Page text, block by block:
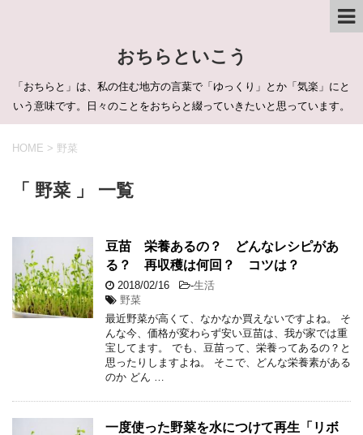
おちらといこう
「おちらと」は、私の住む地方の言葉で「ゆっくり」とか「気楽」にと
いう意味です。日々のことをおちらと綴っていきたいと思っています。
HOME > 野菜
「 野菜 」 一覧
豆苗 栄養あるの？ どんなレシピがあ
る？ 再収穫は何回？ コツは？
2018/02/16 -生活
野菜
最近野菜が高くて、なかなか買えないですよね。 そ
んな今、価格が変わらず安い豆苗は、我が家では重
宝してます。 でも、豆苗って、栄養ってあるの？と
思ったりしますよね。 そこで、どんな栄養素がある
のか どん …
一度使った野菜を水につけて再生「リボ